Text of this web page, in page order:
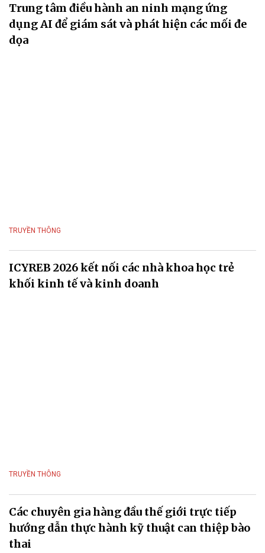
Trung tâm điều hành an ninh mạng ứng
dụng AI để giám sát và phát hiện các mối đe
dọa
TRUYỀN THÔNG
ICYREB 2026 kết nối các nhà khoa học trẻ
khối kinh tế và kinh doanh
TRUYỀN THÔNG
Các chuyên gia hàng đầu thế giới trực tiếp
hướng dẫn thực hành kỹ thuật can thiệp bào
thai